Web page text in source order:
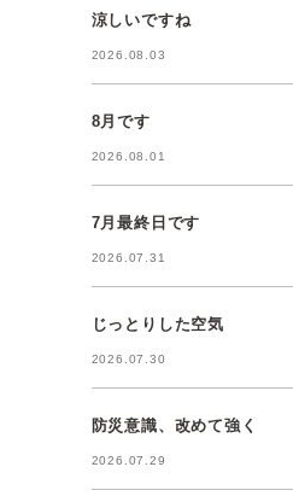
涼しいですね
2026.08.03
8月です
2026.08.01
7月最終日です
2026.07.31
じっとりした空気
2026.07.30
防災意識、改めて強く
2026.07.29